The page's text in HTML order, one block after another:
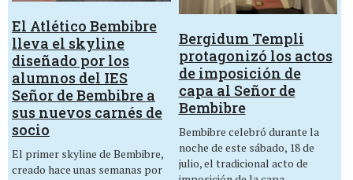
El Atlético Bembibre
lleva el skyline
diseñado por los
alumnos del IES
Señor de Bembibre a
sus nuevos carnés de
socio
El primer skyline de Bembibre,
creado hace unas semanas por
Bergidum Templi
protagonizó los actos
de imposición de
capa al Señor de
Bembibre
Bembibre celebró durante la
noche de este sábado, 18 de
julio, el tradicional acto de